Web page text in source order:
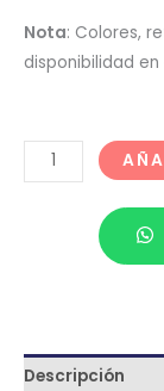
Nota: Colores,
disponibilidad
Descripción